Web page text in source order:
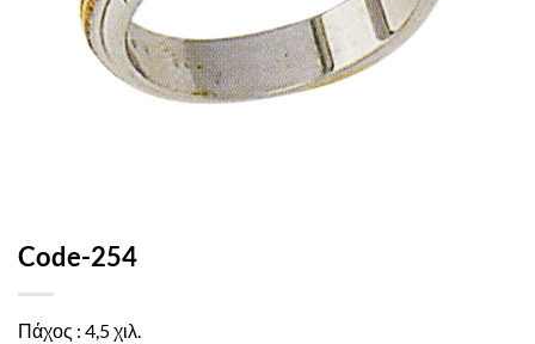
Code-254
Πάχος : 4,5 χιλ.